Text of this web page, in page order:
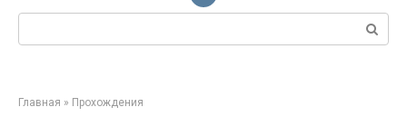
Поиск:
Главная » Прохождения